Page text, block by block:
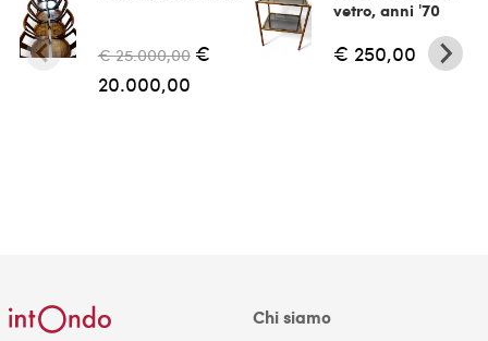
€ 25.000,00 €
20.000,00
vetro, anni '70
€ 250,00
Chi siamo